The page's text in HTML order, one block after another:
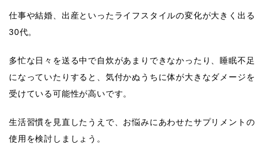
仕事や結婚、出産といったライフスタイルの変化が大きく出る
30代。
多忙な日々を送る中で自炊があまりできなかったり、睡眠不足
になっていたりすると、気付かぬうちに体が大きなダメージを
受けている可能性が高いです。
生活習慣を見直したうえで、お悩みにあわせたサプリメントの
使用を検討しましょう。